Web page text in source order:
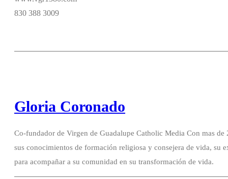
830 388 3009
Gloria Coronado
Co-fundador de Virgen de Guadalupe Catholic Media Con mas
sus conocimientos de formación religiosa y consejera de vida, su
para acompañar a su comunidad en su transformación de vida.